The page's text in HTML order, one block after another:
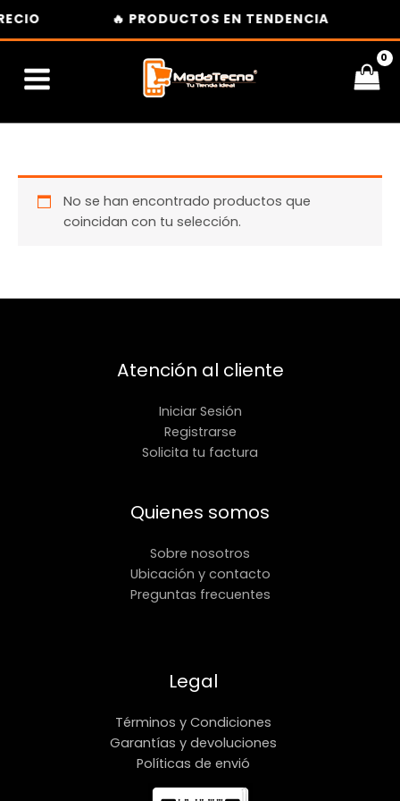
🔥 PRODUCTOS EN TENDENCIA
No se han encontrado productos que
coincidan con tu selección.
Atención al cliente
Iniciar Sesión
Registrarse
Solicita tu factura
Quienes somos
Sobre nosotros
Ubicación y contacto
Preguntas frecuentes
Legal
Términos y Condiciones
Garantías y devoluciones
Políticas de envió